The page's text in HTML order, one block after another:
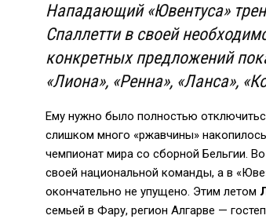
Нападающий «Ювентуса»
Спаллетти в своей
конкретных предложений
«Лиона», «Ренна», «Ланса»,
Ему нужно было полностью
слишком много «ржавчины»
чемпионат мира со сборной Бельгии.
своей национальной команды, а в
окончательно не упущено. Этим летом
семьей в Фару, регион Алгарве —